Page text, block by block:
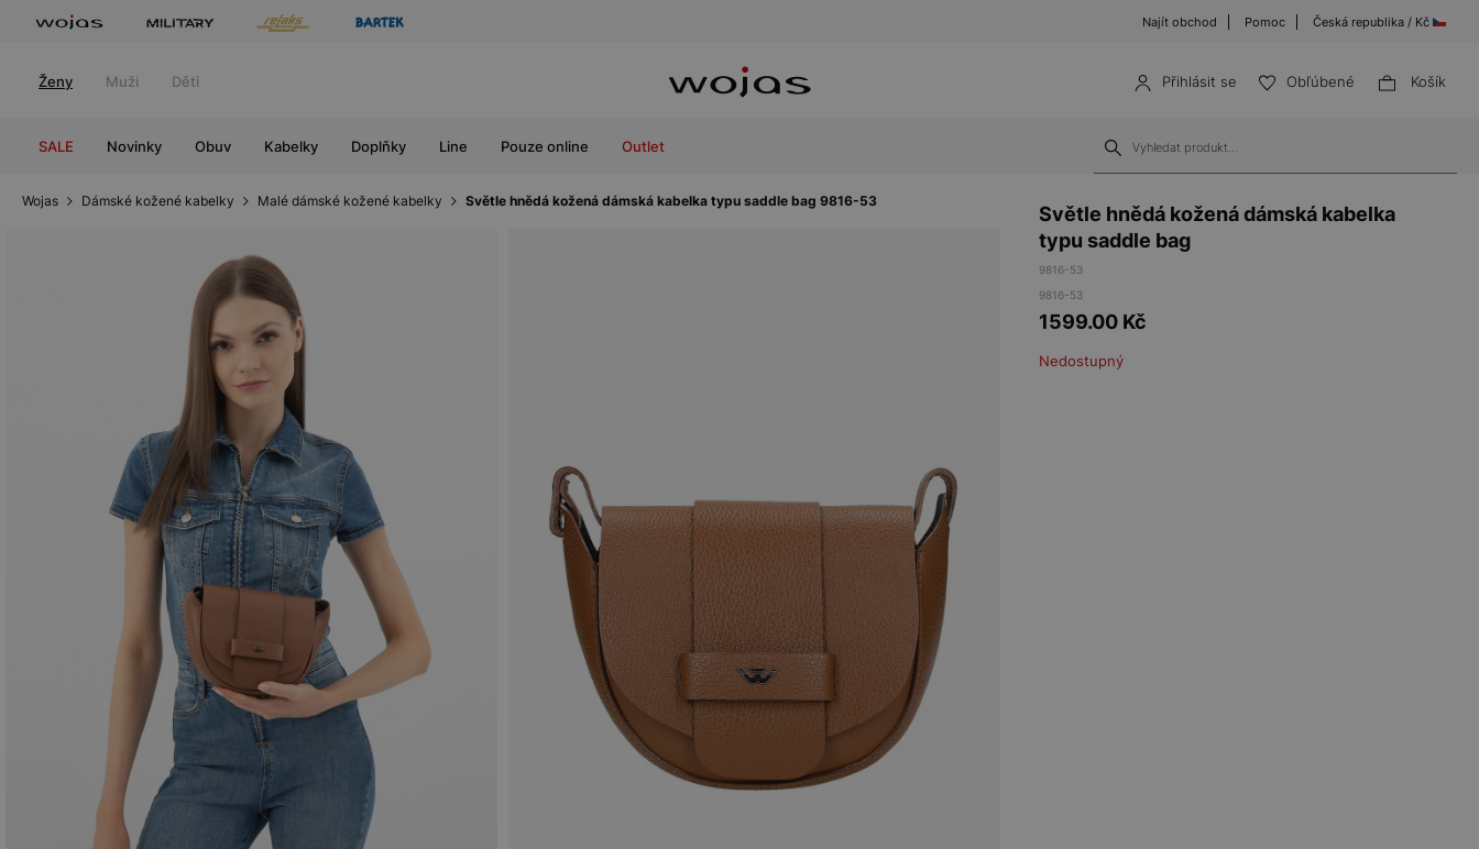
Najít obchod Pomoc Česká republika / Kč
Ženy Muži Děti Přihlásit se Obľúbené Košík
SALE Novinky Obuv Kabelky Doplňky Line Pouze online Outlet
Wojas Dámské kožené kabelky Malé dámské kožené kabelky Světle hnědá kožená dámská kabelka typu saddle bag 9816-53
Světle hnědá kožená dámská kabelka
typu saddle bag
9816-53
9816-53
1599.00 Kč
Nedostupný